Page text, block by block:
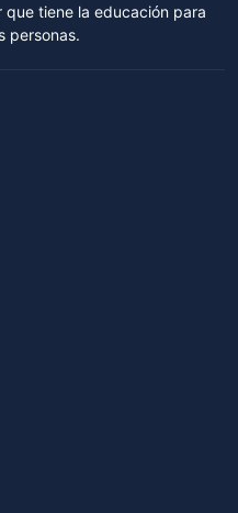
tiene la educación para
personas.